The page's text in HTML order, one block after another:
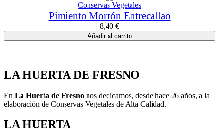
Conservas Vegetales
Pimiento Morrón Entrecallao
8,40 €
Añadir al carrito
LA HUERTA DE FRESNO
En La Huerta de Fresno nos dedicamos, desde hace 26 años, a la
elaboración de Conservas Vegetales de Alta Calidad.
LA HUERTA